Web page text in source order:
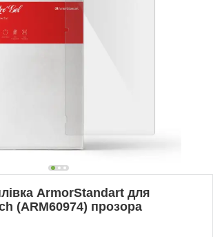
ArmorStandart для
(ARM60974) прозора